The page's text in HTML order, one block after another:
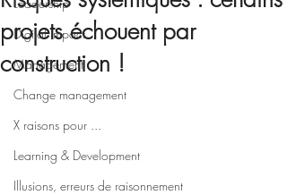
Digital impact
Management
Change management
X raisons pour ...
Learning & Development
Illusions, erreurs de raisonnement
projets échouent par
construction !